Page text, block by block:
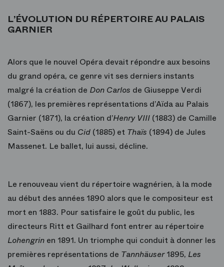
L’ÉVOLUTION DU RÉPERTOIRE AU PALAIS
GARNIER
Alors que le nouvel Opéra devait répondre aux besoins
du grand opéra, ce genre vit ses derniers instants
malgré la création de Don Carlos de Giuseppe Verdi
(1867), les premières représentations d’Aïda au Palais
Garnier (1871), la création d’Henry VIII (1883) de Camille
Saint-Saëns ou du Cid (1885) et Thaïs (1894) de Jules
Massenet. Le ballet, lui aussi, décline.
Le renouveau vient du répertoire wagnérien, à la mode
au début des années 1890 alors que le compositeur est
mort en 1883. Pour satisfaire le goût du public, les
directeurs Ritt et Gailhard font entrer au répertoire
Lohengrin en 1891. Un triomphe qui conduit à donner les
premières représentations de Tannhäuser1895, Les